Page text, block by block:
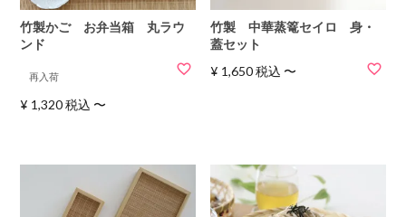
竹製かご お弁当箱 丸ラウ
ンド
再入荷
¥ 1,320 税込 〜
竹製 中華蒸篭セイロ 身・
蓋セット
¥ 1,650税込 〜